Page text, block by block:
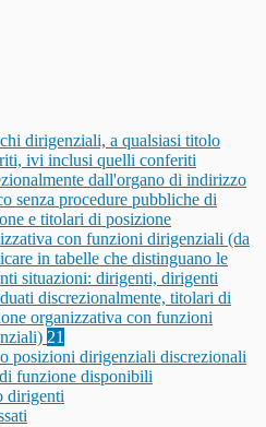
dirigenziali, a qualsiasi titolo
ivi inclusi quelli conferiti
dall'organo di indirizzo
senza procedure pubbliche di
e titolari di posizione
con funzioni dirigenziali (da
in tabelle che distinguano le
situazioni: dirigenti, dirigenti
discrezionalmente, titolari di
organizzativa con funzioni
21
posizioni dirigenziali discrezionali
funzione disponibili
dirigenti